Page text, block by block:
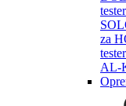
za
AL-